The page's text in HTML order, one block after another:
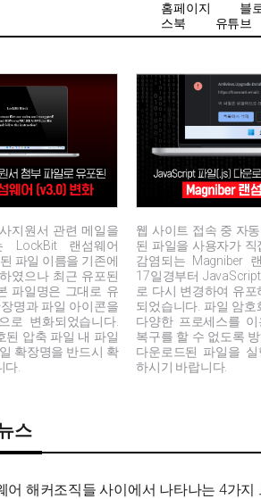
홈페이지
블
스북
유튜브
지원서 관련 메일을
LockBit 랜섬웨어
파일 이름을 기존에
였으나 최근 유포된
파일명은 그대로 유
명과 파일 아이콘을
로 변화되었습니다.
된 압축 파일 내 파일
확장명을 반드시 확
다.
웹 사이트 접속 중 자
된 파일을 사용자가
감염되는 Magniber
17일경부터
로 다시 변경하여 유
되었습니다. 파일 암
다양한 프로세스를
복구를 할 수 없도록
다운로드된 파일을
하시기 바랍니다.
스
어 해커조직들 사이에서 나타나는 4가지